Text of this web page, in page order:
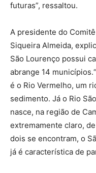
futuras”, ressaltou.
A presidente do
Siqueira Almeida,
São Lourenço possui
abrange 14
é o Rio Vermelho, um
sedimento. Já o Rio
nasce, na região de
extremamente claro,
dois se encontram, o
já é característica de